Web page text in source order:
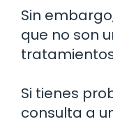
Sin
que no son
Si tienes
consulta a